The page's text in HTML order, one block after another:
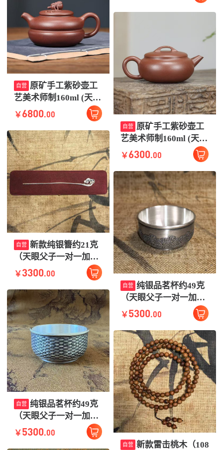
自营 原矿手工紫砂壶工
艺美术师制160ml (天眼
父子一对一加护)
￥6800.00
自营 新款纯银簪约21克
（天眼父子一对一加护
三彩五彩或七彩）
￥3300.00
自营 纯银品茗杯约49克
（天眼父子一对一加护
三彩五彩或七彩） 编号
随机微有差别，容量约
￥5300.00
自营 原矿手工紫砂壶工
艺美术师制160ml (天眼
父子一对一加护)
￥6300.00
自营 纯银品茗杯约49克
（天眼父子一对一加护
三彩五彩或七彩） 编号
随机微有差别，容量约
￥5300.00
自营 新款雷击桃木（108
(3s)